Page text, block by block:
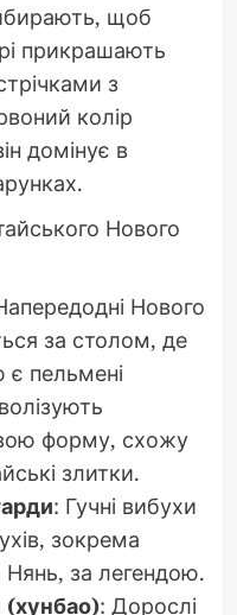
щоб
прикрашають
з
колір
домінує в
Нового
Нового
за столом, де
пельмені
форму, схожу
злитки.
: Гучні вибухи
зокрема
Нянь, за легендою.
(хунбао): Дорослі